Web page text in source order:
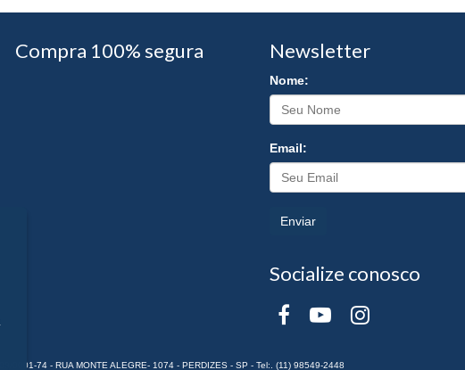
Compra 100% segura Newsletter
Nome:
Email:
Enviar
Socialize conosco
0001-74 - RUA MONTE ALEGRE- 1074 - PERDIZES - SP - Tel:. (11) 98549-2448